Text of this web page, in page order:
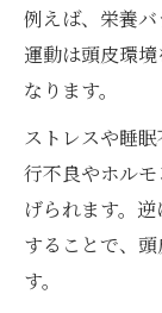
説
質の
睡眠
髪の
提案
抜け毛対
例えば、栄養
運動は頭皮環
なります。
ストレスや睡
行不良やホル
げられます。
することで、
す。